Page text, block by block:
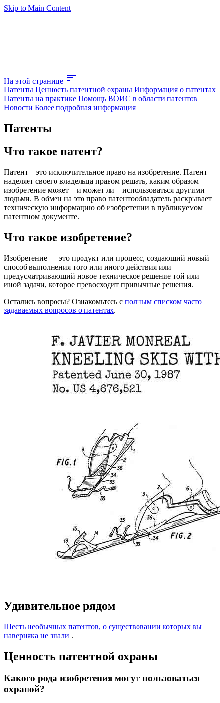
Skip to Main Content
На этой странице sort
Патенты Ценность патентной охраны Информация о патентах
Патенты на практике Помощь ВОИС в области патентов
Новости Более подробная информация
Патенты
Что такое патент?
Патент – это исключительное право на изобретение. Патент
наделяет своего владельца правом решать, каким образом
изобретение может – и может ли – использоваться другими
людьми. В обмен на это право патентообладатель раскрывает
техническую информацию об изобретении в публикуемом
патентном документе.
Что такое изобретение?
Изобретение — это продукт или процесс, создающий новый
способ выполнения того или иного действия или
предусматривающий новое техническое решение той или
иной задачи, которое превосходит привычные решения.
Остались вопросы? Ознакомьтесь с полным списком часто
задаваемых вопросов о патентах.
Удивительное рядом
Шесть необычных патентов, о существовании которых вы
наверняка не знали .
Ценность патентной охраны
Какого рода изобретения могут пользоваться
охраной?